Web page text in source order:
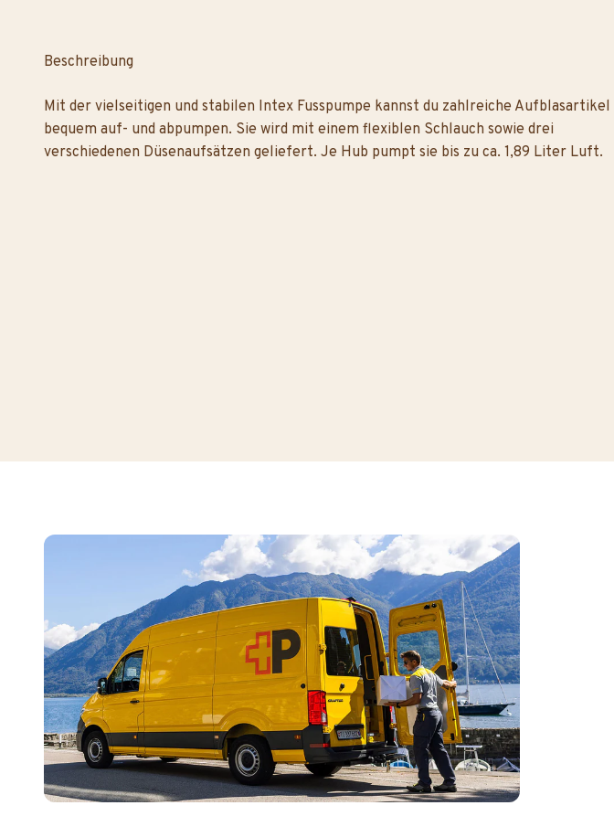
Beschreibung
Mit der vielseitigen und stabilen Intex Fusspumpe kannst du zahlreiche Aufblasartikel
bequem auf- und abpumpen. Sie wird mit einem flexiblen Schlauch sowie drei
verschiedenen Düsenaufsätzen geliefert. Je Hub pumpt sie bis zu ca. 1,89 Liter Luft.